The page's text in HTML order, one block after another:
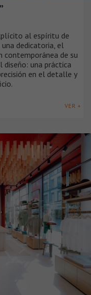
al espíritu de
dedicatoria, el
contemporánea de su
diseño: una práctica
en el detalle y
VER +